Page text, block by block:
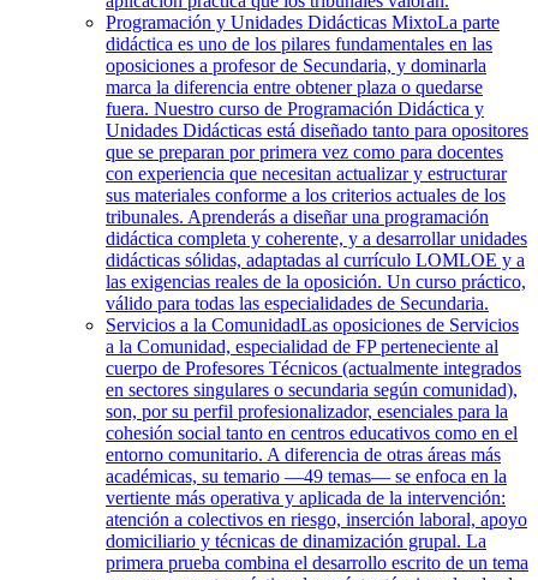
Programación y Unidades Didácticas MixtoLa parte
didáctica es uno de los pilares fundamentales en las
oposiciones a profesor de Secundaria, y dominarla
marca la diferencia entre obtener plaza o quedarse
fuera. Nuestro curso de Programación Didáctica y
Unidades Didácticas está diseñado tanto para opositores
que se preparan por primera vez como para docentes
con experiencia que necesitan actualizar y estructurar
sus materiales conforme a los criterios actuales de los
tribunales. Aprenderás a diseñar una programación
didáctica completa y coherente, y a desarrollar unidades
didácticas sólidas, adaptadas al currículo LOMLOE y a
las exigencias reales de la oposición. Un curso práctico,
válido para todas las especialidades de Secundaria.
Servicios a la ComunidadLas oposiciones de Servicios
a la Comunidad, especialidad de FP perteneciente al
cuerpo de Profesores Técnicos (actualmente integrados
en sectores singulares o secundaria según comunidad),
son, por su perfil profesionalizador, esenciales para la
cohesión social tanto en centros educativos como en el
entorno comunitario. A diferencia de otras áreas más
académicas, su temario —49 temas— se enfoca en la
vertiente más operativa y aplicada de la intervención:
atención a colectivos en riesgo, inserción laboral, apoyo
domiciliario y técnicas de dinamización grupal. La
primera prueba combina el desarrollo escrito de un tema